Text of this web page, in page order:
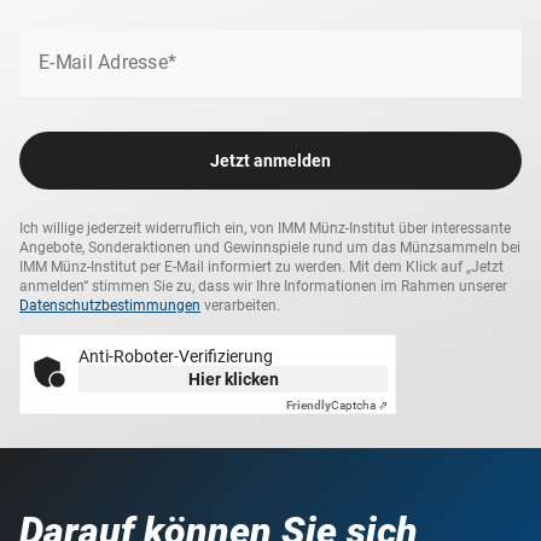
E-Mail Adresse*
Jetzt anmelden
Ich willige jederzeit widerruflich ein, von IMM Münz-Institut über interessante
Angebote, Sonderaktionen und Gewinnspiele rund um das Münzsammeln bei
IMM Münz-Institut per E-Mail informiert zu werden. Mit dem Klick auf „Jetzt
anmelden“ stimmen Sie zu, dass wir Ihre Informationen im Rahmen unserer
Datenschutzbestimmungen verarbeiten.
Anti-Roboter-Verifizierung
Hier klicken
FriendlyCaptcha ⇗
Darauf können Sie sich